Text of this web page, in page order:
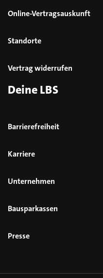
Online-Vertragsauskunft
Standorte
Vertrag widerrufen
Deine LBS
Barrierefreiheit
Karriere
Unternehmen
Bausparkassen
Presse